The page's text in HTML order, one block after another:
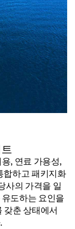
, 연료 가용성,
합하고 패키지화
사의 가격을 일
도하는 요인을
갖춘 상태에서